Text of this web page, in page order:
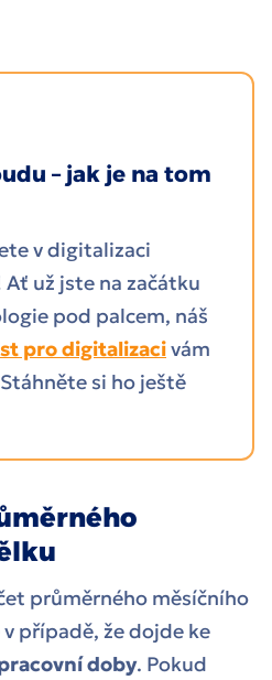
– jak je na tom
v digitalizaci
už jste na začátku
pod palcem, náš
pro digitalizacivám
si ho ještě
průměrného měsíčního
případě, že dojde ke
doby. Pokud